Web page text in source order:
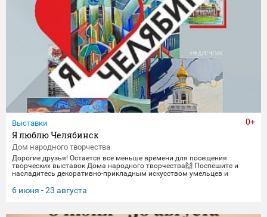
Выставки
Я люблю Челябинск
Дом народного творчества
Дорогие друзья! Остается все меньше времени для посещения
творческих выставок Дома народного творчества🙌 Поспешите и
насладитесь декоративно-прикладным искусством умельцев и
посвящена 290-летнему юбилею Челябинска. Работы выполнены
студентами кафедры декоративно-прикладного искусства ЧГИК.
6 июня - 23 августа
0+